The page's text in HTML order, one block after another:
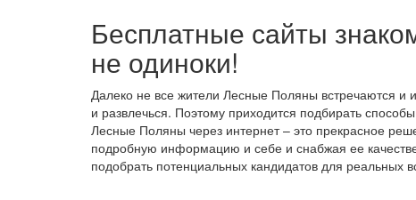
Бесплатные сайты
не одиноки!
Далеко не все жители Лесные Поляны встречаются
и развлечься. Поэтому приходится подбирать
Лесные Поляны через интернет – это прекрасное
подробную информацию и себе и снабжая ее
подобрать потенциальных кандидатов для реальных